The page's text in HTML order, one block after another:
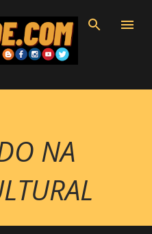
principal
NA